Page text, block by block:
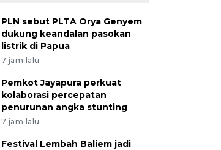
PLN sebut PLTA Orya Genyem
dukung keandalan pasokan
listrik di Papua
7 jam lalu
Pemkot Jayapura perkuat
kolaborasi percepatan
penurunan angka stunting
7 jam lalu
Festival Lembah Baliem jadi